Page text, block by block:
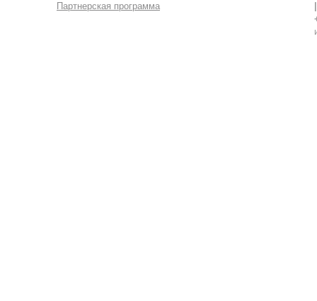
Партнерская программа